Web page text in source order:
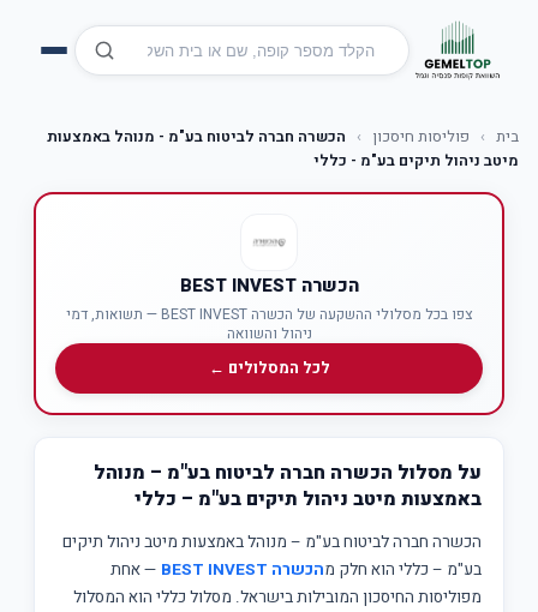
בית › פוליסות חיסכון ›
הכשרה חברה לביטוח בע"מ - מנוהל באמצעות
מיטב ניהול תיקים בע"מ - כללי
הכשרה BEST INVEST
צפו בכל מסלולי ההשקעה של הכשרה BEST INVEST — תשואות, דמי
ניהול והשוואה
לכל המסלולים ←
על מסלול הכשרה חברה לביטוח בע"מ – מנוהל
באמצעות מיטב ניהול תיקים בע"מ – כללי
הכשרה חברה לביטוח בע"מ – מנוהל באמצעות מיטב ניהול תיקים
בע"מ – כללי הוא חלק מהכשרה BEST INVEST
— אחת
מפוליסות החיסכון המובילות בישראל. מסלול כללי הוא המסלול